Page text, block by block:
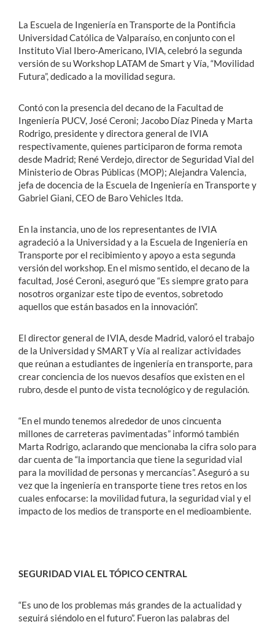
La Escuela de Ingeniería en Transporte de la Pontificia
Universidad Católica de Valparaíso, en conjunto con el
Instituto Vial Ibero-Americano, IVIA, celebró la segunda
versión de su Workshop LATAM de Smart y Vía, “Movilidad
Futura”, dedicado a la movilidad segura.
Contó con la presencia del decano de la Facultad de
Ingeniería PUCV, José Ceroni; Jacobo Díaz Pineda y Marta
Rodrigo, presidente y directora general de IVIA
respectivamente, quienes participaron de forma remota
desde Madrid; René Verdejo, director de Seguridad Vial del
Ministerio de Obras Públicas (MOP); Alejandra Valencia,
jefa de docencia de la Escuela de Ingeniería en Transporte y
Gabriel Giani, CEO de Baro Vehicles ltda.
En la instancia, uno de los representantes de IVIA
agradeció a la Universidad y a la Escuela de Ingeniería en
Transporte por el recibimiento y apoyo a esta segunda
versión del workshop. En el mismo sentido, el decano de la
facultad, José Ceroni, aseguró que “Es siempre grato para
nosotros organizar este tipo de eventos, sobretodo
aquellos que están basados en la innovación”.
El director general de IVIA, desde Madrid, valoró el trabajo
de la Universidad y SMART y Vía al realizar actividades
que reúnan a estudiantes de ingeniería en transporte, para
crear conciencia de los nuevos desafíos que existen en el
rubro, desde el punto de vista tecnológico y de regulación.
“En el mundo tenemos alrededor de unos cincuenta
millones de carreteras pavimentadas” informó también
Marta Rodrigo, aclarando que mencionaba la cifra solo para
dar cuenta de “la importancia que tiene la seguridad vial
para la movilidad de personas y mercancías”. Aseguró a su
vez que la ingeniería en transporte tiene tres retos en los
cuales enfocarse: la movilidad futura, la seguridad vial y el
impacto de los medios de transporte en el medioambiente.
SEGURIDAD VIAL EL TÓPICO CENTRAL
“Es uno de los problemas más grandes de la actualidad y
seguirá siéndolo en el futuro”. Fueron las palabras del